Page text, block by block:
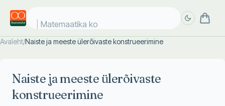
Matemaatika kos
Avaleht/Naiste ja meeste ülerõivaste konstrueerimine
Naiste ja meeste ülerõivaste
konstrueerimine